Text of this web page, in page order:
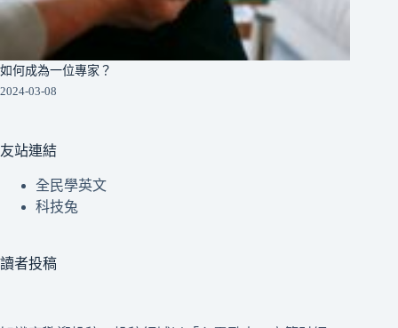
如何成為一位專家？
2024-03-08
友站連結
全民學英文
科技兔
讀者投稿